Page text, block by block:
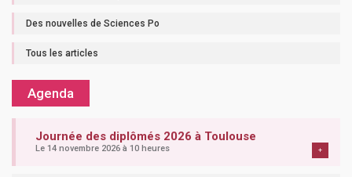
Des nouvelles de Sciences Po
Tous les articles
Agenda
Journée des diplômés 2026 à Toulouse
Le 14 novembre 2026 à 10 heures +